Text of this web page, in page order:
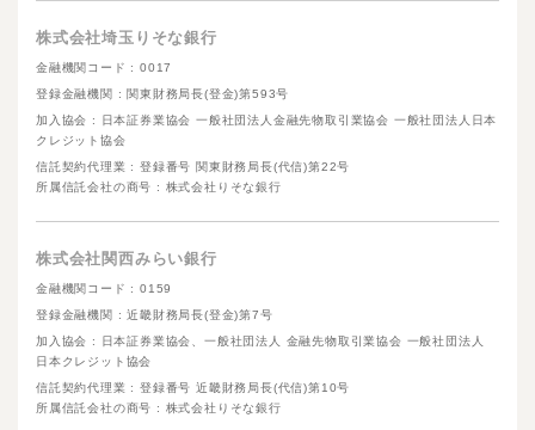
株式会社埼玉りそな銀行
金融機関コード : 0017
登録金融機関 : 関東財務局長(登金)第593号
加入協会 : 日本証券業協会 一般社団法人金融先物取引業協会 一般社団法人日本
クレジット協会
信託契約代理業 : 登録番号 関東財務局長(代信)第22号
所属信託会社の商号 : 株式会社りそな銀行
株式会社関西みらい銀行
金融機関コード : 0159
登録金融機関 : 近畿財務局長(登金)第7号
加入協会 : 日本証券業協会、一般社団法人 金融先物取引業協会 一般社団法人
日本クレジット協会
信託契約代理業 : 登録番号 近畿財務局長(代信)第10号
所属信託会社の商号 : 株式会社りそな銀行